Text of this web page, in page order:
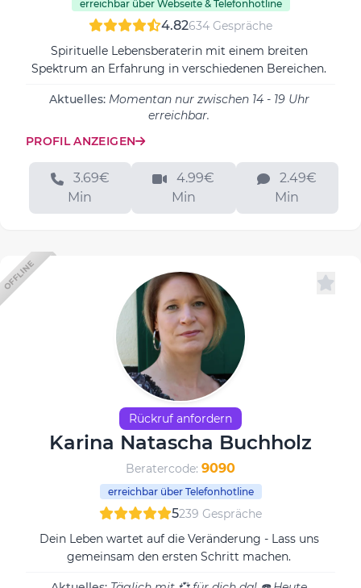
erreichbar über Webseite & Telefonhotline
4.82634 Gespräche
Spirituelle Lebensberaterin mit einem breiten
Spektrum an Erfahrung in verschiedenen Bereichen.
Aktuelles: Momentan nur zwischen 14 - 19 Uhr
erreichbar.
PROFIL ANZEIGEN
Min
4.99€
Min
2.49€
Min
OFFLINE
Rückruf anfordern
Karina Natascha Buchholz
Beratercode: 9090
erreichbar über Telefonhotline
5239 Gespräche
Dein Leben wartet auf die Veränderung - Lass uns
gemeinsam den ersten Schritt machen.